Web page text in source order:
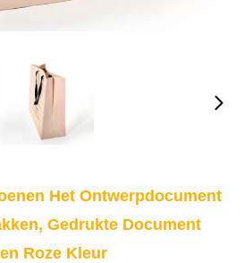
Het Ontwerpdocument
Gedrukte Document
Roze Kleur